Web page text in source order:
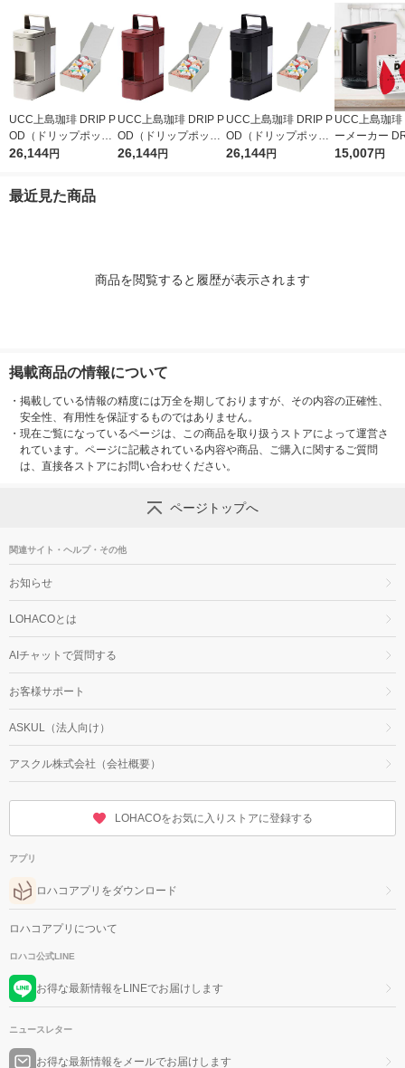
UCC上島珈琲 DRIP P
OD（ドリップポッ
ド）YOUBI（ヨウ
ィングキット付
26,144円
UCC上島珈琲 DRIP P
OD（ドリップポッ
ド）YOUBI（ヨウ
26,144円
UCC上島珈琲 DRIP P
OD（ドリップポッ
ド）YOUBI（ヨウ
26,144円
UCC上島珈琲
ーメーカー
D（ドリップ
15,007円
最近見た商品
商品を閲覧すると履歴が表示されます
掲載商品の情報について
・ 掲載している情報の精度には万全を期しておりますが、その内容の正確性、
安全性、有用性を保証するものではありません。
・ 現在ご覧になっているページは、この商品を取り扱うストアによって運営さ
れています。ページに記載されている内容や商品、ご購入に関するご質問
は、直接各ストアにお問い合わせください。
ページトップへ
関連サイト・ヘルプ・その他
お知らせ
LOHACOとは
AIチャットで質問する
お客様サポート
ASKUL（法人向け）
アスクル株式会社（会社概要）
LOHACOをお気に入りストアに登録する
アプリ
ロハコアプリをダウンロード
ロハコアプリについて
ロハコ公式LINE
お得な最新情報をLINEでお届けします
ニュースレター
お得な最新情報をメールでお届けします